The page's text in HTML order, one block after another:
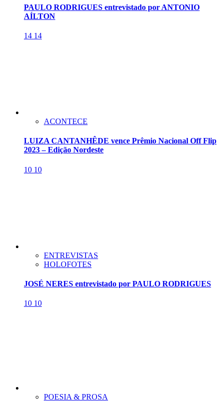
PAULO RODRIGUES entrevistado por ANTONIO
AÍLTON
14 14
ACONTECE
LUIZA CANTANHÊDE vence Prêmio Nacional Off Flip
2023 – Edição Nordeste
10 10
ENTREVISTAS
HOLOFOTES
JOSÉ NERES entrevistado por PAULO RODRIGUES
10 10
POESIA & PROSA